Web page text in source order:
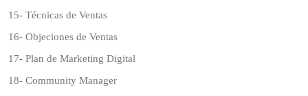
15- Técnicas de Ventas
16- Objeciones de Ventas
17- Plan de Marketing Digital
18- Community Manager